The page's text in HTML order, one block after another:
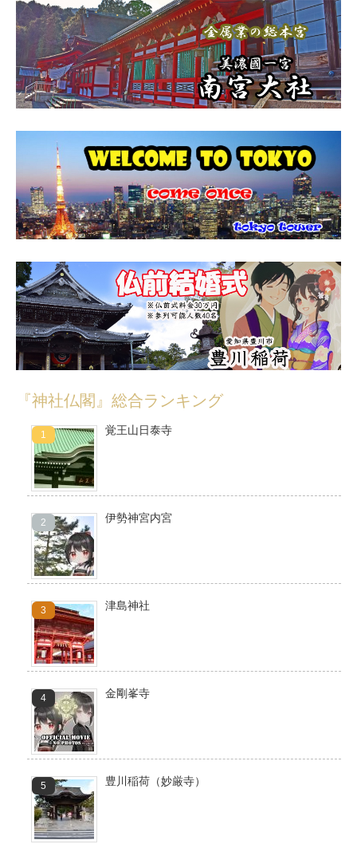
『神社仏閣』総合ランキング
覚王山日泰寺
伊勢神宮内宮
津島神社
金剛峯寺
豊川稲荷（妙厳寺）